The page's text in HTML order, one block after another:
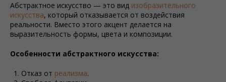
Абстрактное искусство — это вид изобразительного
искусства, который отказывается от воздействия
реальности. Вместо этого акцент делается на
выразительность формы, цвета и композиции.
Особенности абстрактного искусства:
Отказ от реализма.